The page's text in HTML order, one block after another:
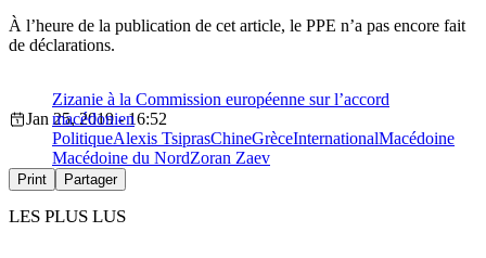
À l’heure de la publication de cet article, le PPE n’a pas encore fait
de déclarations.
Zizanie à la Commission européenne sur l’accord
macédonien
Jan 25, 2019 - 16:52
PolitiqueAlexis TsiprasChineGrèceInternationalMacédoine
Macédoine du NordZoran Zaev
Print Partager
LES PLUS LUS